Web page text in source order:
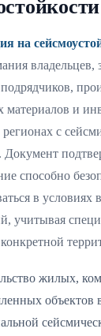
на
владельцев,
материалов и
с
Документ
способно
в
учитывая
жилых,
объектов